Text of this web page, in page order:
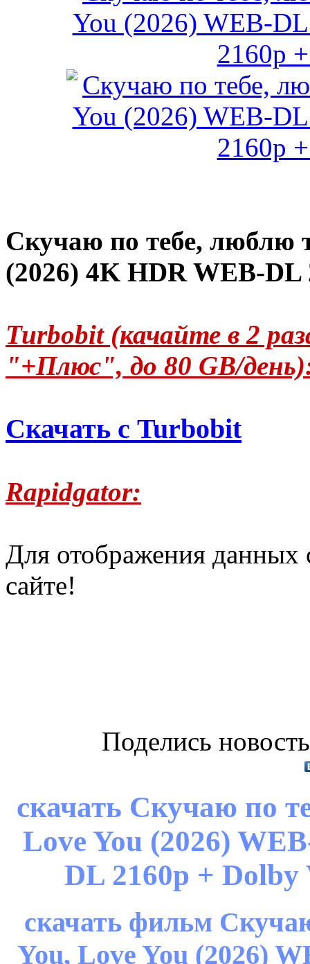
Скучаю по тебе, люблю
(2026) 4K HDR WEB-DL
Turbobit (качайте в 2
"+Плюс", до 80 GB/
Скачать с Turbobit
Rapidgator:
Для отображения
сайте!
Поделись
скачать Скучаю по
Love You (2026)
DL 2160p + Dolby
скачать фильм
You, Love You (2026)